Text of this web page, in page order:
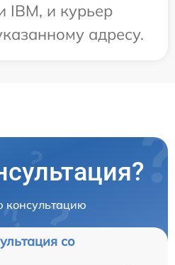
IBM, и курьер
адресу.
консультацию
со